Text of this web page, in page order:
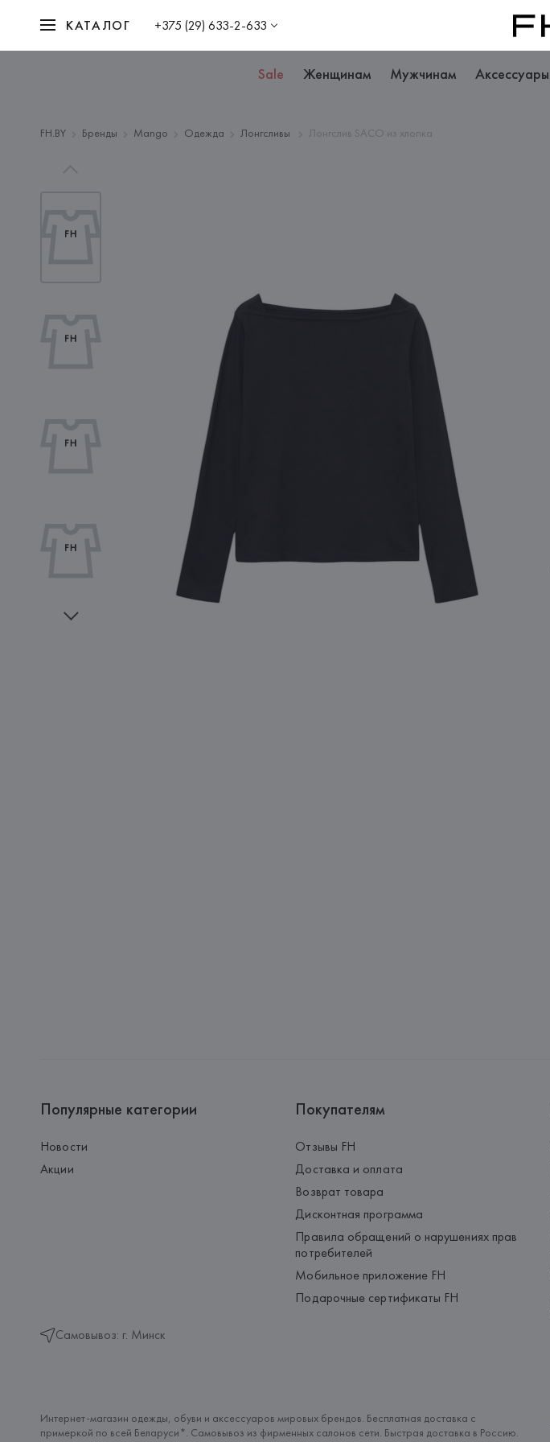
КАТАЛОГ +375 (29) 633-2-633
Sale Женщинам Мужчинам Аксессуары
FH.BY Бренды Mango Одежда Лонгсливы Лонгслив SACO из хлопка
Популярные категории
Новости
Акции
Самовывоз: г. Минск
Покупателям
Отзывы FH
Доставка и оплата
Возврат товара
Дисконтная программа
Правила обращений о нарушениях прав
потребителей
Мобильное приложение FH
Подарочные сертификаты FH
Интернет-магазин одежды, обуви и аксессуаров мировых брендов. Бесплатная доставка с
примеркой по всей Беларуси*. Самовывоз из фирменных салонов сети. Быстрая доставка в Россию.